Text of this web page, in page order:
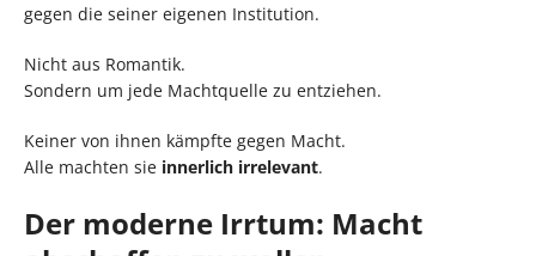
gegen die seiner eigenen Institution.
Nicht aus Romantik.
Sondern um jede Machtquelle zu entziehen.
Keiner von ihnen kämpfte gegen Macht.
Alle machten sie innerlich irrelevant.
Der moderne Irrtum: Macht